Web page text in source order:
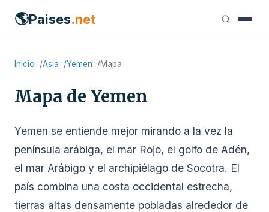
🌎Paises.net
Inicio Asia Yemen Mapa
Mapa de Yemen
Yemen se entiende mejor mirando a la vez la
península arábiga, el mar Rojo, el golfo de Adén,
el mar Arábigo y el archipiélago de Socotra. El
país combina una costa occidental estrecha,
tierras altas densamente pobladas alrededor de